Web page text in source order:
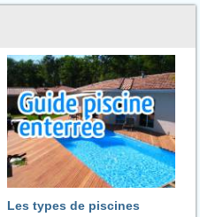
Les types de piscines